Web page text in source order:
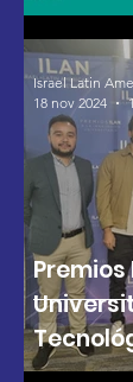
Premios
Israel Latin
18 nov 2024